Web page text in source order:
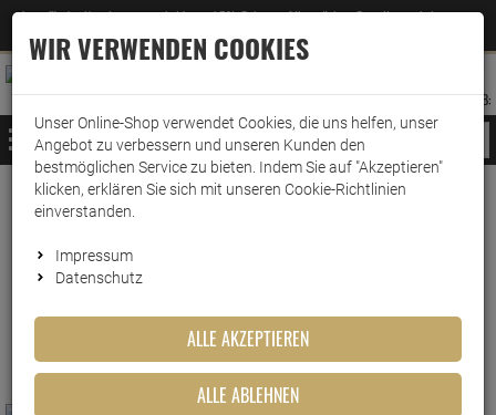
Jetzt für den Newsletter entscheiden und 5% Rabatt auf Ihre nächste Bestellung erhalten
–Zum Newsletter
ANMELDEN
AUFKLAPPEN
MERKZETTEL
WARENKORB:
MENÜ
www.wark24.de Lebensmittel Süsswaren Hartkaramellen
WIR VERWENDEN COOKIES
Unser Online-Shop verwendet Cookies, die uns helfen, unser
Angebot zu verbessern und unseren Kunden den
bestmöglichen Service zu bieten. Indem Sie auf "Akzeptieren"
klicken, erklären Sie sich mit unseren Cookie-Richtlinien
einverstanden.
Impressum
Datenschutz
ALLE AKZEPTIEREN
ALLE ABLEHNEN